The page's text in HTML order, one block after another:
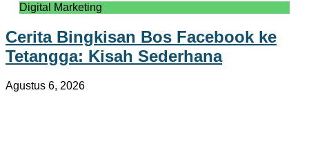
Digital Marketing
Cerita Bingkisan Bos Facebook ke
Tetangga: Kisah Sederhana
Agustus 6, 2026